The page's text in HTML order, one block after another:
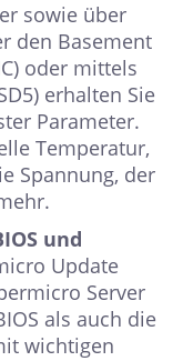
sowie über
den Basement
oder mittels
erhalten Sie
Parameter.
Temperatur,
Spannung, der
und
Update
Server
als auch die
wichtigen